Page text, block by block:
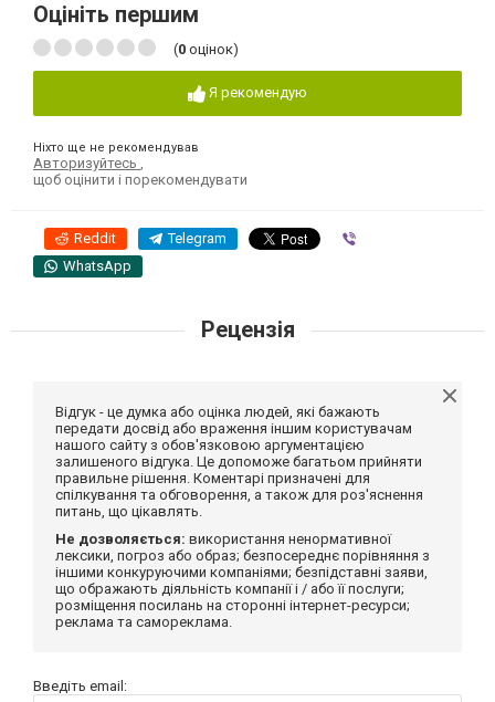
Оцініть першим
(0 оцінок)
Я рекомендую
Ніхто ще не рекомендував
Авторизуйтесь
щоб оцінити і порекомендувати
Reddit Telegram
WhatsApp
Рецензія
Відгук - це думка або оцінка людей, які бажають
передати досвід або враження іншим користувачам
нашого сайту з обов'язковою аргументацією
залишеного відгука. Це допоможе багатьом прийняти
правильне рішення. Коментарі призначені для
спілкування та обговорення, а також для роз'яснення
питань, що цікавлять.
Не дозволяється: використання ненормативної
лексики, погроз або образ; безпосереднє порівняння з
іншими конкуруючими компаніями; безпідставні заяви,
що ображають діяльність компанії і / або її послуги;
розміщення посилань на сторонні інтернет-ресурси;
реклама та самореклама.
Введіть email: